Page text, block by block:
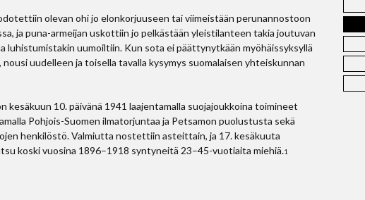
olevan ohi jo elonkorjuuseen tai viimeistään perunannostoon
ja puna-armeijan uskottiin jo pelkästään yleistilanteen takia joutuvan
luhistumistakin uumoiltiin. Kun sota ei päättynytkään myöhäissyksyllä
uudelleen ja toisella tavalla kysymys suomalaisen yhteiskunnan
10. päivänä 1941 laajentamalla suojajoukkoina toimineet
Pohjois-Suomen ilmatorjuntaa ja Petsamon puolustusta sekä
henkilöstö. Valmiutta nostettiin asteittain, ja 17. kesäkuuta
koski vuosina 1896–1918 syntyneitä 23–45-vuotiaita miehiä.1